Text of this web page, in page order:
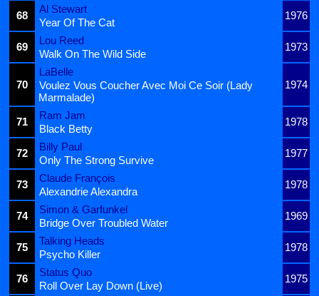
68
Al Stewart
1976
Year Of The Cat
69
Lou Reed
1973
Walk On The Wild Side
70
LaBelle
1974
Voulez Vous Coucher Avec Moi Ce Soir (Lady
Marmalade)
71
Ram Jam
1978
Black Betty
72
Billy Paul
1977
Only The Strong Survive
73
Claude François
1978
Alexandrie Alexandra
74
Simon & Garfunkel
1969
Bridge Over Troubled Water
75
Talking Heads
1978
Psycho Killer
76
Status Quo
1975
Roll Over Lay Down (Live)